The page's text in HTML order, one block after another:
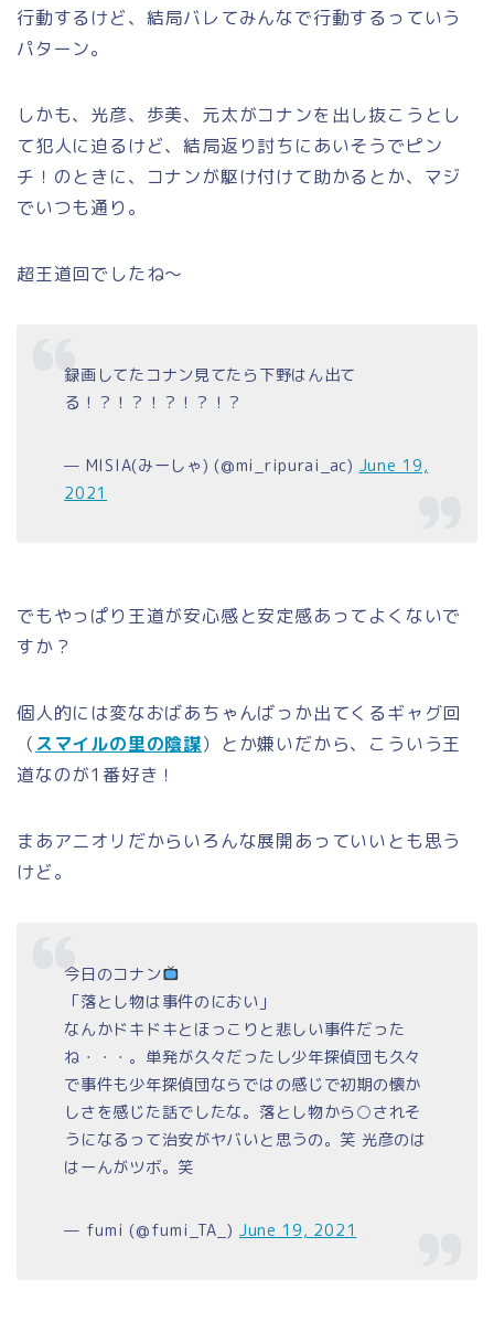
行動するけど、結局バレてみんなで行動するっていう
パターン。
しかも、光彦、歩美、元太がコナンを出し抜こうとし
て犯人に迫るけど、結局返り討ちにあいそうでピン
チ！のときに、コナンが駆け付けて助かるとか、マジ
でいつも通り。
超王道回でしたね～
録画してたコナン見てたら下野はん出て
る！？！？！？！？！？
— MISIA(みーしゃ) (@mi_ripurai_ac) June 19,
2021
でもやっぱり王道が安心感と安定感あってよくないで
すか？
個人的には変なおばあちゃんばっか出てくるギャグ回
（ スマイルの里の陰謀）とか嫌いだから、こういう王
道なのが1番好き！
まあアニオリだからいろんな展開あっていいとも思う
けど。
今日のコナン
「落とし物は事件のにおい」
なんかドキドキとほっこりと悲しい事件だった
ね・・・。単発が久々だったし少年探偵団も久々
で事件も少年探偵団ならではの感じで初期の懐か
しさを感じた話でしたな。落とし物から○されそ
うになるって治安がヤバいと思うの。笑 光彦のは
はーんがツボ。笑
— fumi (@fumi_TA_) June 19, 2021